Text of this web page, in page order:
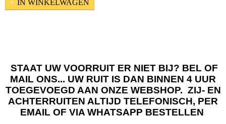
IN WINKELWAGEN
STAAT UW VOORRUIT ER NIET BIJ? BEL OF
MAIL ONS... UW RUIT IS DAN BINNEN 4 UUR
TOEGEVOEGD AAN ONZE WEBSHOP. ZIJ- EN
ACHTERRUITEN ALTIJD TELEFONISCH, PER
EMAIL OF VIA WHATSAPP BESTELLEN